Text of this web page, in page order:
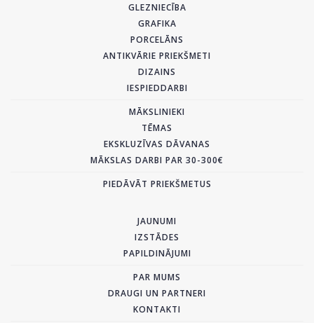
GLEZNIECĪBA
GRAFIKA
PORCELĀNS
ANTIKVĀRIE PRIEKŠMETI
DIZAINS
IESPIEDDARBI
MĀKSLINIEKI
TĒMAS
EKSKLUZĪVAS DĀVANAS
MĀKSLAS DARBI PAR 30-300€
PIEDĀVĀT PRIEKŠMETUS
JAUNUMI
IZSTĀDES
PAPILDINĀJUMI
PAR MUMS
DRAUGI UN PARTNERI
KONTAKTI